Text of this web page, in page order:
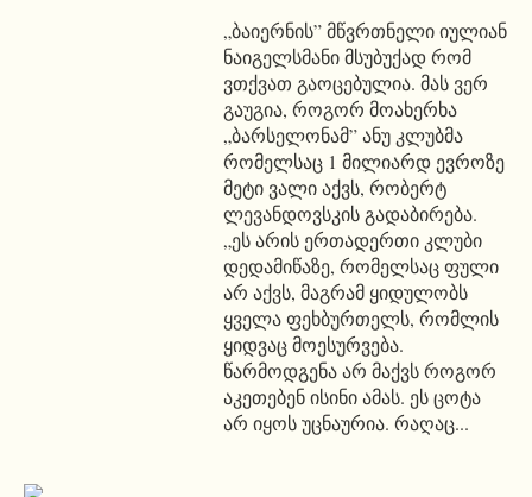
„ბაიერნის” მწვრთნელი იულიან
ნაიგელსმანი მსუბუქად რომ
ვთქვათ გაოცებულია. მას ვერ
გაუგია, როგორ მოახერხა
„ბარსელონამ” ანუ კლუბმა
რომელსაც 1 მილიარდ ევროზე
მეტი ვალი აქვს, რობერტ
ლევანდოვსკის გადაბირება.
„ეს არის ერთადერთი კლუბი
დედამიწაზე, რომელსაც ფული
არ აქვს, მაგრამ ყიდულობს
ყველა ფეხბურთელს, რომლის
ყიდვაც მოესურვება.
წარმოდგენა არ მაქვს როგორ
აკეთებენ ისინი ამას. ეს ცოტა
არ იყოს უცნაურია. რაღაც...